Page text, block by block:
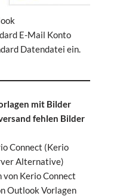
E-Mail Konto
Datendatei ein.
mit Bilder
fehlen Bilder
Connect (Kerio
Alternative)
Kerio Connect
Outlook Vorlagen